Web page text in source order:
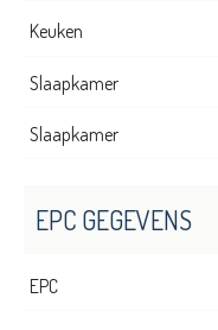
Keuken
Slaapkamer
Slaapkamer
EPC GEGEVENS
EPC